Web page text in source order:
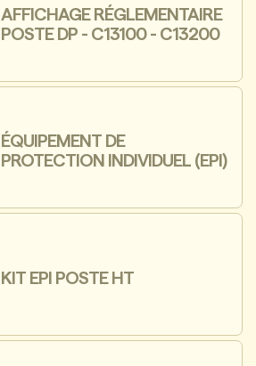
AFFICHAGE RÉGLEMENTAIRE
POSTE DP - C13100 - C13200
ÉQUIPEMENT DE
PROTECTION INDIVIDUEL (EPI)
KIT EPI POSTE HT